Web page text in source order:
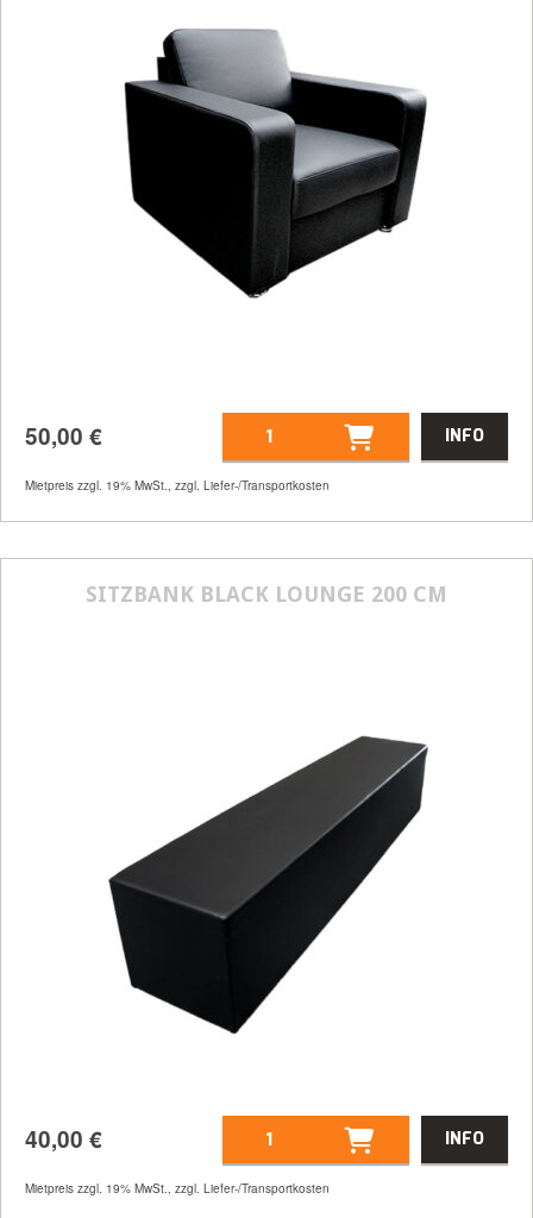
Artikelnummer
31287
Größenangabe:
(H | B | T) 80 | 90 | 85
cm
50,00 € INFO
Mietpreis zzgl. 19% MwSt., zzgl. Liefer-/Transportkosten
SITZBANK BLACK LOUNGE 200 CM
40,00 € INFO
Mietpreis zzgl. 19% MwSt., zzgl. Liefer-/Transportkosten